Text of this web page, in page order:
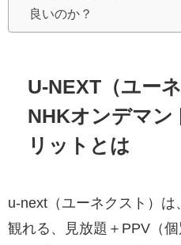
良いのか？
U-NEXT（ユー
NHKオンデマン
リットとは
u-next（ユーネクスト）
観れる、見放題＋PPV（